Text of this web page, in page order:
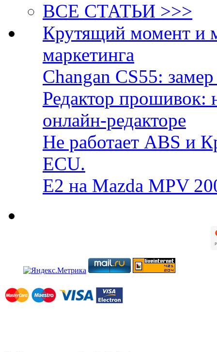
ВСЕ СТАТЬИ >>>
Крутящий момент и
маркетинга
Changan CS55:
Редактор прошивок:
онлайн-редакторе
Не работает ABS и
ECU.
E2 на Mazda MPV